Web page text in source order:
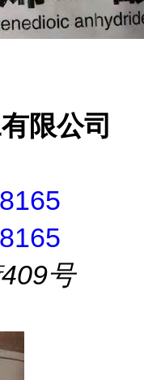
限公司
号